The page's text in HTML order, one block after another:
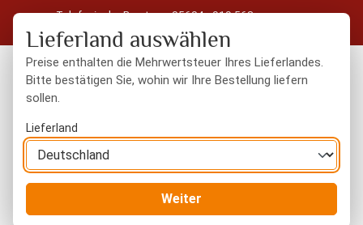
Zum Hauptinhalt springen
Telefonische Beratung: 05604 - 919 563
Kostenloser Versand in Deutschland ab 50 € Warenwert
Hagebuttenpulver – ein heimisches Superfood macht
Karriere
Lieferland auswählen
Preise enthalten die Mehrwertsteuer Ihres Lieferlandes.
Bitte bestätigen Sie, wohin wir Ihre Bestellung liefern
sollen.
Lieferland
Weiter